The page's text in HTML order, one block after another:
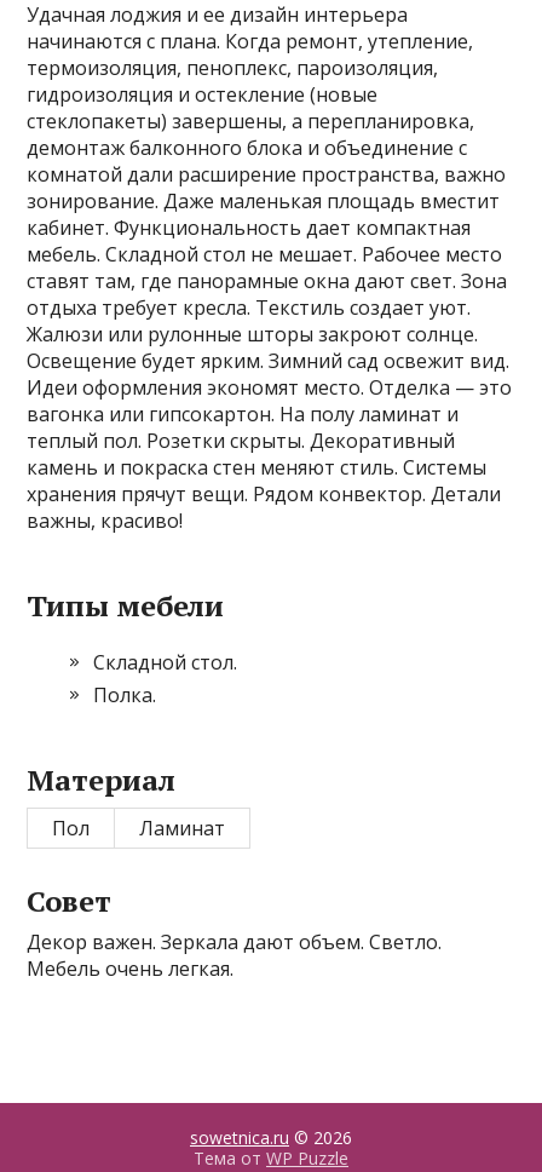
Удачная лоджия и ее дизайн интерьера
начинаются с плана. Когда ремонт, утепление,
термоизоляция, пеноплекс, пароизоляция,
гидроизоляция и остекление (новые
стеклопакеты) завершены, а перепланировка,
демонтаж балконного блока и объединение с
комнатой дали расширение пространства, важно
зонирование. Даже маленькая площадь вместит
кабинет. Функциональность дает компактная
мебель. Складной стол не мешает. Рабочее место
ставят там, где панорамные окна дают свет. Зона
отдыха требует кресла. Текстиль создает уют.
Жалюзи или рулонные шторы закроют солнце.
Освещение будет ярким. Зимний сад освежит вид.
Идеи оформления экономят место. Отделка — это
вагонка или гипсокартон. На полу ламинат и
теплый пол. Розетки скрыты. Декоративный
камень и покраска стен меняют стиль. Системы
хранения прячут вещи. Рядом конвектор. Детали
важны, красиво!
Типы мебели
Складной стол.
Полка.
Материал
Пол Ламинат
Совет
Декор важен. Зеркала дают объем. Светло.
Мебель очень легкая.
sowetnica.ru © 2026
Тема от WP Puzzle